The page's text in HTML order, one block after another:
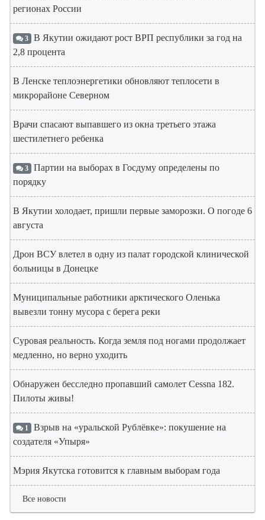
регионах России
3 В Якутии ожидают рост ВРП республики за год на
2,8 процента
В Ленске теплоэнергетики обновляют теплосети в
микрорайоне Северном
Врачи спасают выпавшего из окна третьего этажа
шестилетнего ребенка
3 Партии на выборах в Госдуму определены по
порядку
В Якутии холодает, пришли первые заморозки. О погоде 6
августа
Дрон ВСУ влетел в одну из палат городской клинической
больницы в Донецке
Муниципальные работники арктического Оленька
вывезли тонну мусора с берега реки
Суровая реальность. Когда земля под ногами продолжает
медленно, но верно уходить
Обнаружен бесследно пропавший самолет Cessna 182.
Пилоты живы!
1 Взрыв на «уральской Рублёвке»: покушение на
создателя «Упыря»
Мэрия Якутска готовится к главным выборам года
Все новости